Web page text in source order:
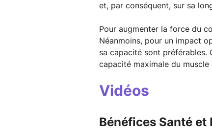
et, par conséquent, sur sa
Pour augmenter la force du
Néanmoins, pour un impact
sa capacité sont préférables.
capacité maximale du
Vidéos
Bénéfices Santé et